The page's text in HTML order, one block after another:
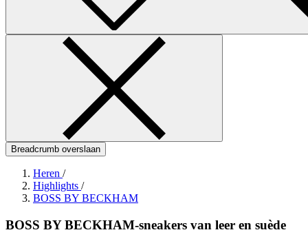
Breadcrumb overslaan
Heren /
Highlights /
BOSS BY BECKHAM
BOSS BY BECKHAM-sneakers van leer en suède